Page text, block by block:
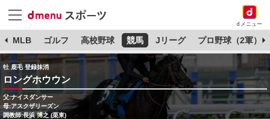
dメニュー
MLB ゴルフ 高校野球 競馬 Jリーグ プロ野球（2軍）
牡 鹿毛 登録抹消
ロングホウウン
父:ナイスダンサー
母:アスクザリーズン
調教師:長浜 博之 (栗東)